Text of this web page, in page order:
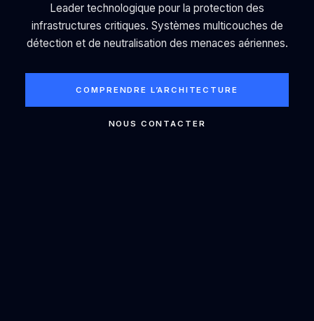
Leader technologique pour la protection des
infrastructures critiques. Systèmes multicouches de
détection et de neutralisation des menaces aériennes.
COMPRENDRE L’ARCHITECTURE
NOUS CONTACTER